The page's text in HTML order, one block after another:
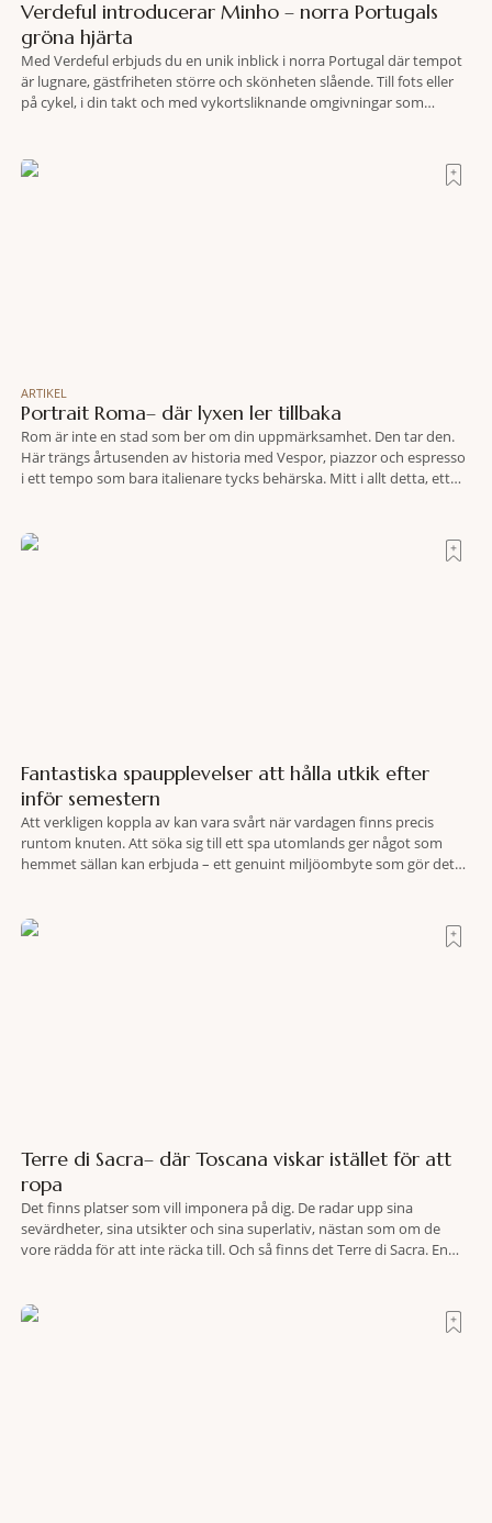
Verdeful introducerar Minho – norra Portugals
gröna hjärta
Med Verdeful erbjuds du en unik inblick i norra Portugal där tempot
är lugnare, gästfriheten större och skönheten slående. Till fots eller
på cykel, i din takt och med vykortsliknande omgivningar som
travel när det
ARTIKEL
Portrait Roma– där lyxen ler tillbaka
Rom är inte en stad som ber om din uppmärksamhet. Den tar den.
Här trängs årtusenden av historia med Vespor, piazzor och espresso
i ett tempo som bara italienare tycks behärska. Mitt i allt detta, ett
Fantastiska spaupplevelser att hålla utkik efter
inför semestern
Att verkligen koppla av kan vara svårt när vardagen finns precis
runtom knuten. Att söka sig till ett spa utomlands ger något som
hemmet sällan kan erbjuda – ett genuint miljöombyte som gör det
Terre di Sacra– där Toscana viskar istället för att
ropa
Det finns platser som vill imponera på dig. De radar upp sina
sevärdheter, sina utsikter och sina superlativ, nästan som om de
vore rädda för att inte räcka till. Och så finns det Terre di Sacra. En